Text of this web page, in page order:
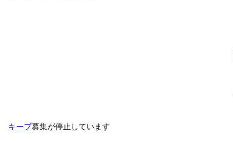
キープ募集が停止しています